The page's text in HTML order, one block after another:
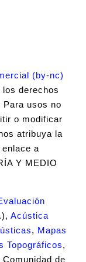
(by-nc)
derechos
Para usos no
o modificar
atribuya la
a
Y MEDIO
Acústica
, Mapas
Topográficos,
de